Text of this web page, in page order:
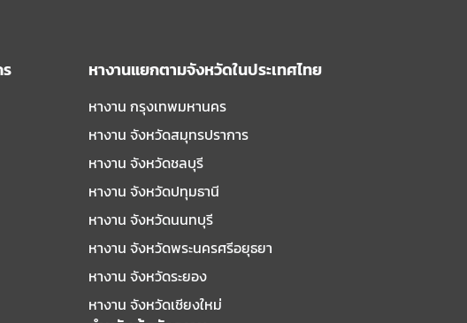
หางานแยกตามจังหวัดในประเทศไทย
หางาน กรุงเทพมหานคร
หางาน จังหวัดสมุทรปราการ
หางาน จังหวัดชลบุรี
หางาน จังหวัดปทุมธานี
หางาน จังหวัดนนทบุรี
หางาน จังหวัดพระนครศรีอยุธยา
หางาน จังหวัดระยอง
หางาน จังหวัดเชียงใหม่